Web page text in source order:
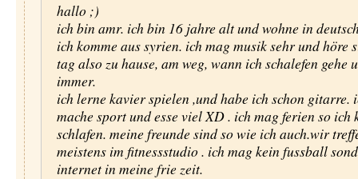
hallo ;)
ich bin amr. ich bin 16 jahre alt und wohne in
ich komme aus syrien. ich mag musik sehr und höre
tag also zu hause, am weg, wann ich schalefen gehe
immer.
ich lerne kavier spielen ,und habe ich schon gitarre.
mache sport und esse viel XD . ich mag ferien so ich
schlafen. meine freunde sind so wie ich auch.wir
meistens im fitnessstudio . ich mag kein fussball
internet in meine frie zeit.